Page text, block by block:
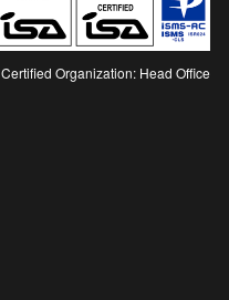
Certified Organization: Head Office